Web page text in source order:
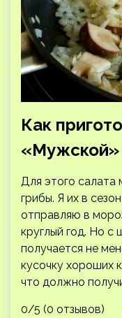
Как
«Мужской»
Для этого салата
грибы. Я их в
отправляю в
круглый год. Но
получается не
кусочку хороших
что должно
0/5 (0 отзывов)